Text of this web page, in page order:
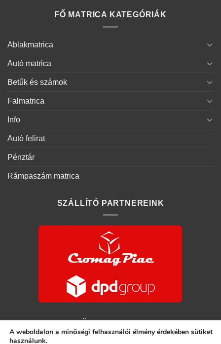
FŐ MATRICA KATEGÓRIÁK
Ablakmatrica
Autó matrica
Betűk és számok
Falmatrica
Info
Autó felirat
Pénztár
Rámpaszám matrica
SZÁLLÍTÓ PARTNEREINK
KÖVESS MINKET
A weboldalon a minőségi felhasználói élmény érdekében sütiket
használunk.